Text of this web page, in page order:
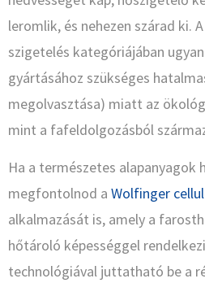
leromlik, és nehezen szárad ki.
szigetelés kategóriájában
gyártásához szükséges
megolvasztása) miatt az
mint a fafeldolgozásból
Ha a természetes alapanyagok
megfontolnod a Wolfinger
alkalmazását is, amely a
hőtároló képességgel
technológiával juttatható be a